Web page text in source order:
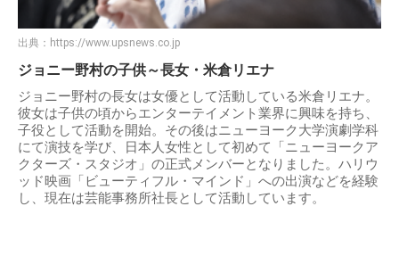
出典： https://www.upsnews.co.jp
ジョニー野村の子供～長女・米倉リエナ
ジョニー野村の長女は女優として活動している米倉リエナ。
彼女は子供の頃からエンターテイメント業界に興味を持ち、
子役として活動を開始。その後はニューヨーク大学演劇学科
にて演技を学び、日本人女性として初めて「ニューヨークア
クターズ・スタジオ」の正式メンバーとなりました。ハリウ
ッド映画「ビューティフル・マインド」への出演などを経験
し、現在は芸能事務所社長として活動しています。